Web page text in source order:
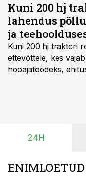
Kuni 200 hj
lahendus
ja
Kuni 200 hj traktori
ettevõttele, kes
hooajatöödeks,
on suurim ning iga
24H
ENIMLOETUD